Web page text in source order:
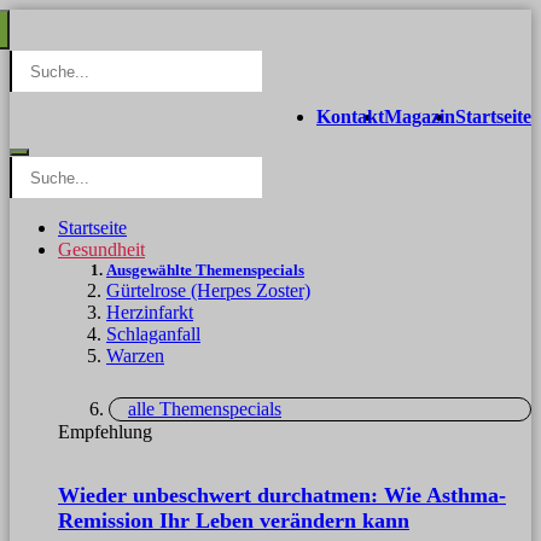
Startseite
Magazin
Kontakt
Startseite
Gesundheit
Ausgewählte Themenspecials
Gürtelrose (Herpes Zoster)
Herzinfarkt
Schlaganfall
Warzen
alle Themenspecials
Empfehlung
Wieder unbeschwert durchatmen: Wie Asthma-
Remission Ihr Leben verändern kann